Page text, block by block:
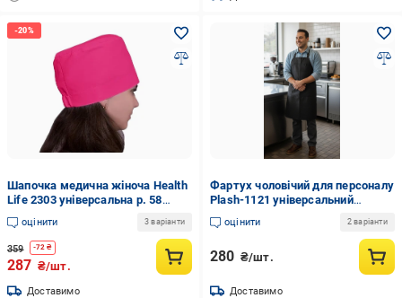
Шапочка медична жіноча Health
Life 2303 універсальна р. 58
Малиновий (21-114-2303.58)
оцінити 3 варіанти
359 -72 ₴
287 ₴/шт.
Доставимо
Фартух чоловічий для персоналу
Plash-1121 універсальний
Чорний
оцінити 2 варіанти
280 ₴/шт.
Доставимо